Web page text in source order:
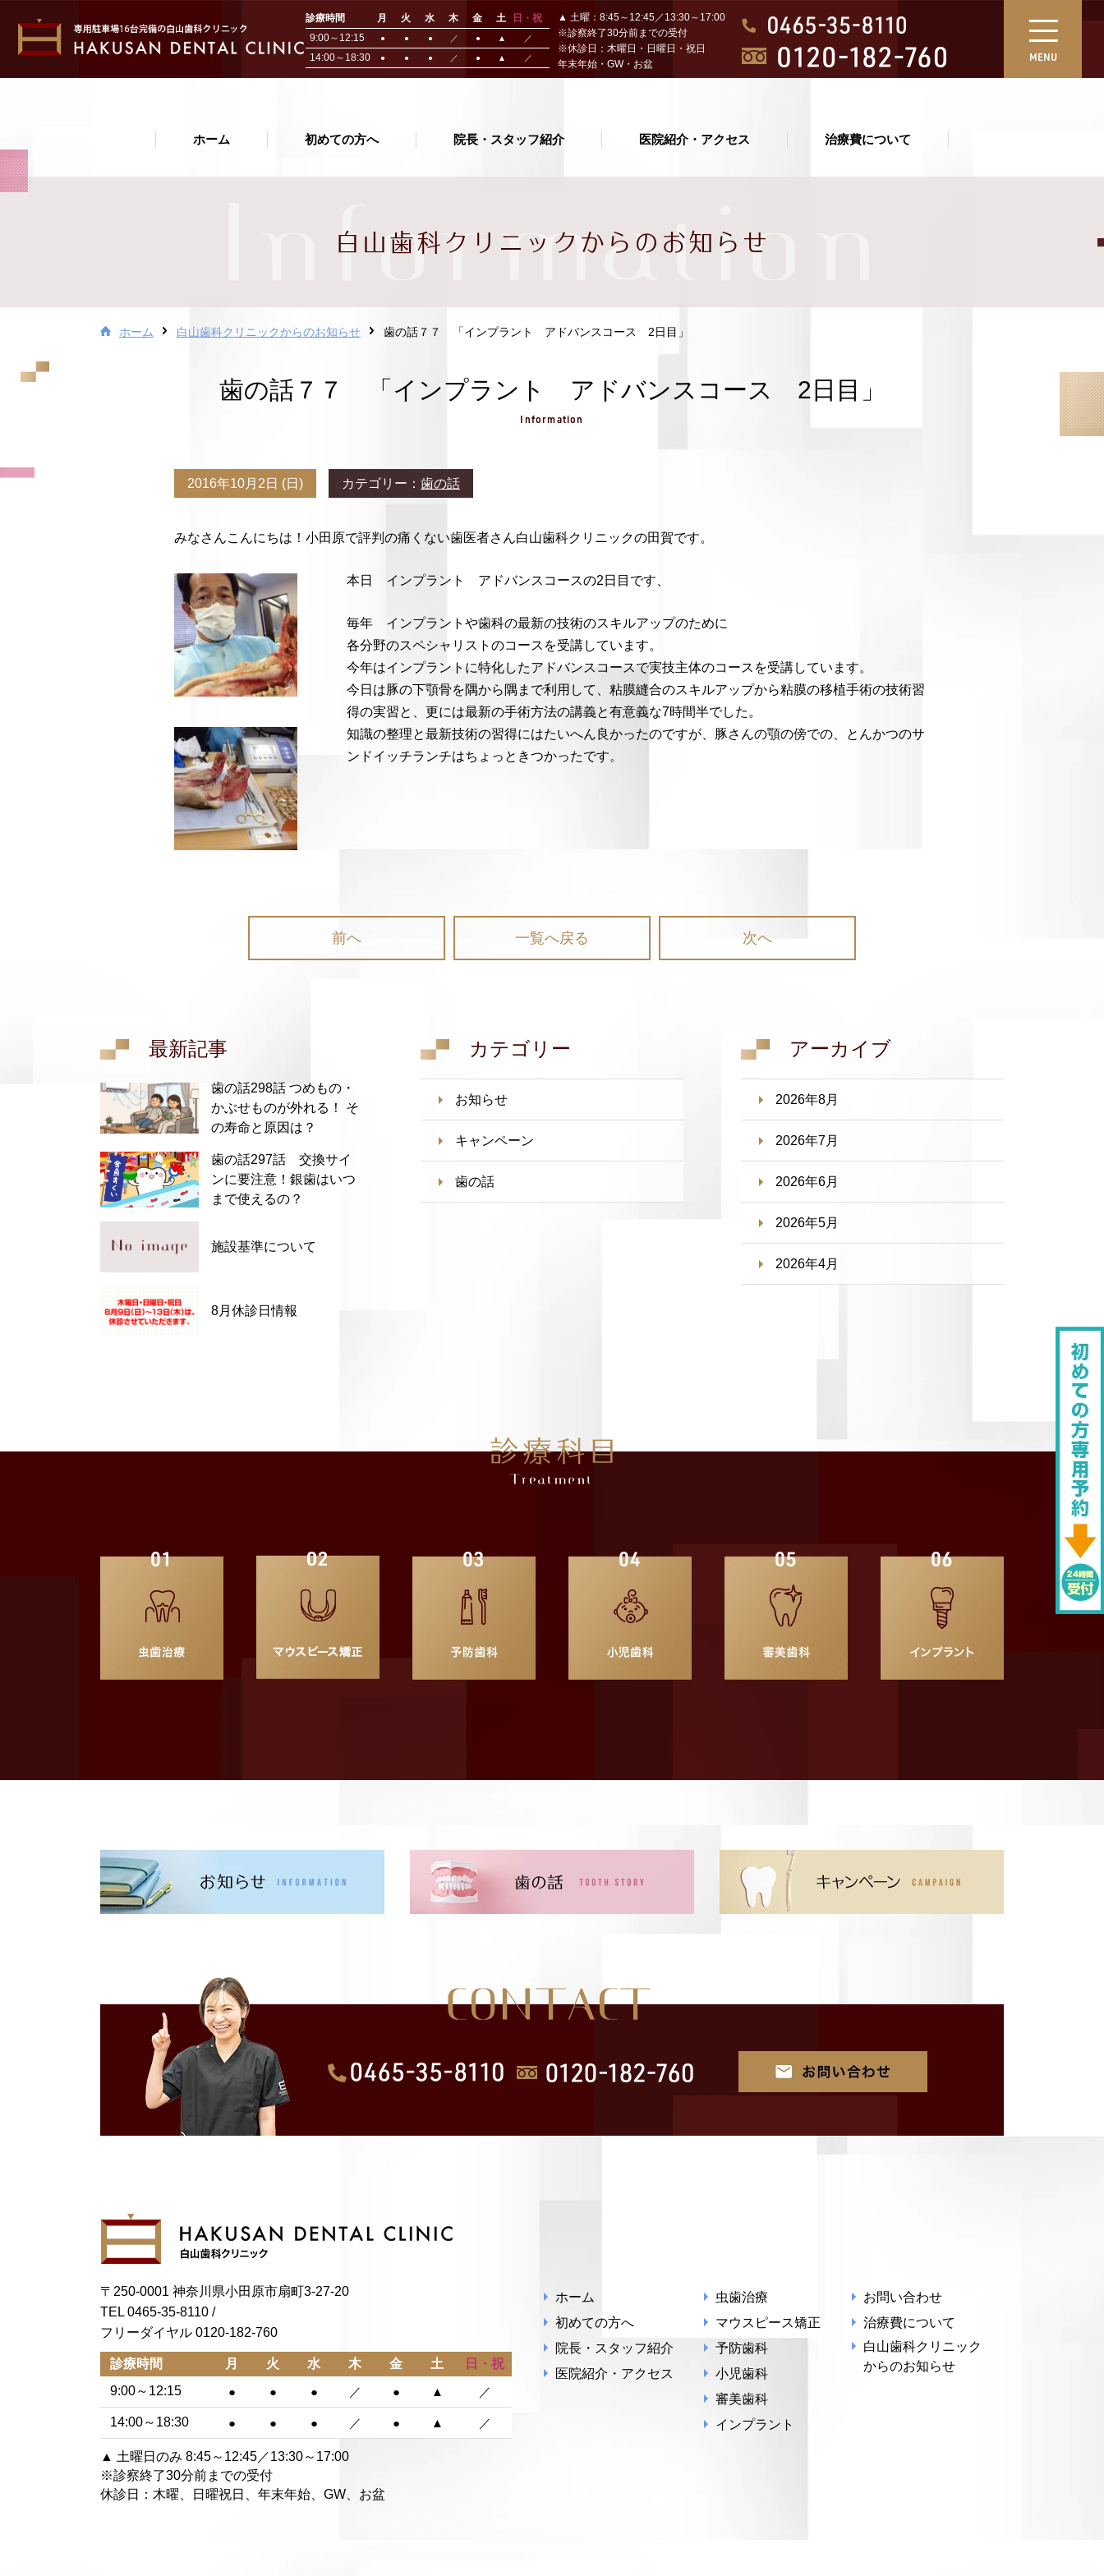
診療時間 月 火 水 木 金 土
日・祝
9:00～12:15
● ● ● ／ ● ▲ ／
14:00～18:30 ● ● ● ／ ● ▲ ／
▲ 土曜：8:45～12:45／13:30～17:00
※診察終了30分前までの受付
※休診日：木曜日・日曜日・祝日
年末年始・GW・お盆
MENU
ホーム 初めての方へ 院長・スタッフ紹介 医院紹介・アクセス 治療費について
医院紹介・アクセス
治療費について
白山歯科クリニック からのお知らせ
Information
ホーム 白山歯科クリニックからのお知らせ 歯の話７７ 「インプラント アドバンスコース 2日目」
歯の話７７ 「インプラント アドバンスコース 2日目」
Information
2016年10月2日 (日) カテゴリー： 歯の話
みなさんこんにちは！小田原で評判の痛くない歯医者さん白山歯科クリニックの田賀です。
本日 インプラント アドバンスコースの2日目です、
毎年 インプラントや歯科の最新の技術のスキルアップのために
各分野のスペシャリストのコースを受講しています。
今年はインプラントに特化したアドバンスコースで実技主体のコースを受講しています。
今日は豚の下顎骨を隅から隅まで利用して、粘膜縫合のスキルアップから粘膜の移植手術の技術習
得の実習と、更には最新の手術方法の講義と有意義な7時間半でした。
知識の整理と最新技術の習得にはたいへん良かったのですが、豚さんの顎の傍での、とんかつのサ
ンドイッチランチはちょっときつかったです。
前へ 一覧へ戻る 次へ
最新記事
歯の話298話 つめもの・
かぶせものが外れる！ そ
の寿命と原因は？
歯の話297話 交換サイ
ンに要注意！銀歯はいつ
まで使えるの？
施設基準について
8月休診日情報
カテゴリー
お知らせ
キャンペーン
歯の話
アーカイブ
2026年8月
2026年7月
2026年6月
2026年5月
2026年4月
〒250-0001 神奈川県小田原市扇町3-27-20
TEL 0465-35-8110 /
フリーダイヤル 0120-182-760
診療時間 月 火 水 木 金 土
日・祝
9:00～12:15
● ● ● ／ ● ▲ ／
14:00～18:30 ● ● ● ／ ● ▲ ／
▲ 土曜日のみ 8:45～12:45／13:30～17:00
※診察終了30分前までの受付
休診日：木曜、日曜祝日、年末年始、GW、お盆
ホーム
初めての方へ
院長・スタッフ紹介
医院紹介・アクセス
虫歯治療
マウスピース矯正
予防歯科
小児歯科
審美歯科
インプラント
お問い合わせ
治療費について
白山歯科クリニック
からのお知らせ